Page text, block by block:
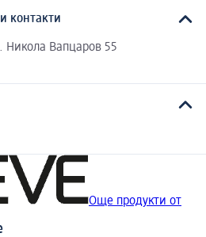
контакти
Никола Вапцаров 55
Още продукти от